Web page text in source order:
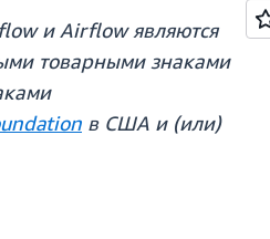
и Airflow являются
товарными знаками
в США и (или)